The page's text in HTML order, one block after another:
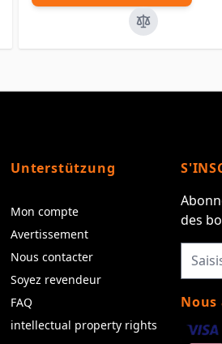
Unterstützung
Mon compte
Avertissement
Nous contacter
Soyez revendeur
FAQ
intellectual property rights
des
Nous